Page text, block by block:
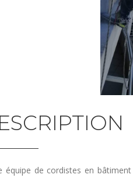
équipe de cordistes en